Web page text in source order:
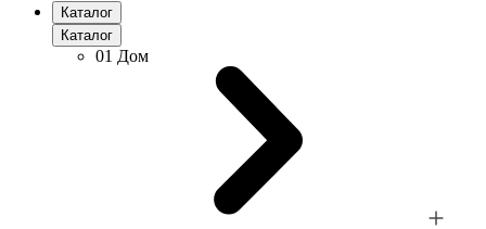
Каталог
Каталог
01 Дом